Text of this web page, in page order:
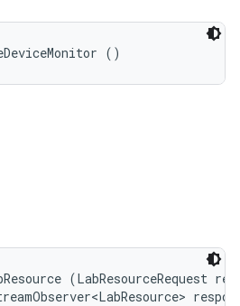
()
(LabResourceRequest